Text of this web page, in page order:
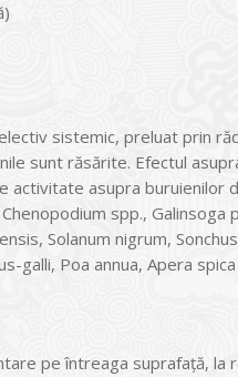
sistemic, preluat prin
sunt răsărite. Efectul
activitate asupra buruienilor
spp., Galinsoga
Solanum nigrum,
galli, Poa annua, Apera
pe întreaga suprafaţă, la